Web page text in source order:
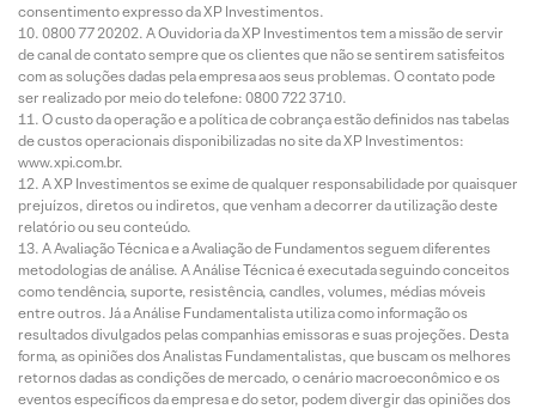
consentimento expresso da XP Investimentos.
0800 77 20202. A Ouvidoria da XP Investimentos tem a missão de servir
de canal de contato sempre que os clientes que não se sentirem satisfeitos
com as soluções dadas pela empresa aos seus problemas. O contato pode
ser realizado por meio do telefone: 0800 722 3710.
O custo da operação e a política de cobrança estão definidos nas tabelas
de custos operacionais disponibilizadas no site da XP Investimentos:
www.xpi.com.br.
A XP Investimentos se exime de qualquer responsabilidade por quaisquer
prejuízos, diretos ou indiretos, que venham a decorrer da utilização deste
relatório ou seu conteúdo.
A Avaliação Técnica e a Avaliação de Fundamentos seguem diferentes
metodologias de análise. A Análise Técnica é executada seguindo conceitos
como tendência, suporte, resistência, candles, volumes, médias móveis
entre outros. Já a Análise Fundamentalista utiliza como informação os
resultados divulgados pelas companhias emissoras e suas projeções. Desta
forma, as opiniões dos Analistas Fundamentalistas, que buscam os melhores
retornos dadas as condições de mercado, o cenário macroeconômico e os
eventos específicos da empresa e do setor, podem divergir das opiniões dos